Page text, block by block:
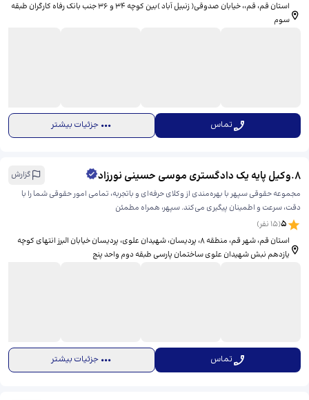
استان قم، قم،، ​خیابان صدوقی( زنبیل آباد )بین کوچه ۳۴ و ۳۶ جنب بانک رفاه کارگران طبقه
سوم
تماس جزئیات بیشتر
8
.وکیل پایه یک دادگستری موسی حسینی نورزاد
گزارش
مجموعه حقوقی سپهر با بهره‌مندی از وکلای حرفه‌ای و باتجربه، تمامی امور حقوقی شما را با
دقت، سرعت و اطمینان پیگیری می‌کند. سپهر، همراه مطمئن
5
(
15 نفر)
استان قم، شهر قم، منطقه ۸، پردیسان، شهیدان علوی، ​پردیسان خیابان البرز انتهای کوچه
یازدهم نبش شهیدان علوی ساختمان پارسی طبقه دوم واحد پنج
تماس جزئیات بیشتر